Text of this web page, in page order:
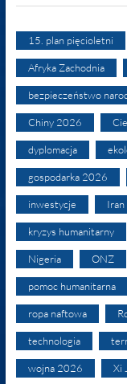
15. plan pięcioletni
Afryka Zachodnia
bezpieczeństwo
Chiny 2026
dyplomacja
gospodarka 2026
inwestycje Iran
kryzys humanitarny
Nigeria ONZ
pomoc humanitarna
ropa naftowa
technologia
wojna 2026 Xi